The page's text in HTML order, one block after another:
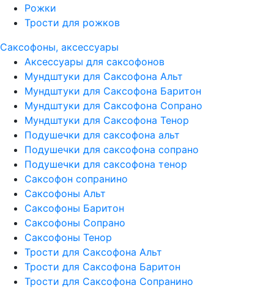
Рожки
Трости для рожков
Саксофоны, аксессуары
Аксессуары для саксофонов
Мундштуки для Саксофона Альт
Мундштуки для Саксофона Баритон
Мундштуки для Саксофона Сопрано
Мундштуки для Саксофона Тенор
Подушечки для саксофона альт
Подушечки для саксофона сопрано
Подушечки для саксофона тенор
Саксофон сопранино
Саксофоны Альт
Саксофоны Баритон
Саксофоны Сопрано
Саксофоны Тенор
Трости для Саксофона Альт
Трости для Саксофона Баритон
Трости для Саксофона Сопранино